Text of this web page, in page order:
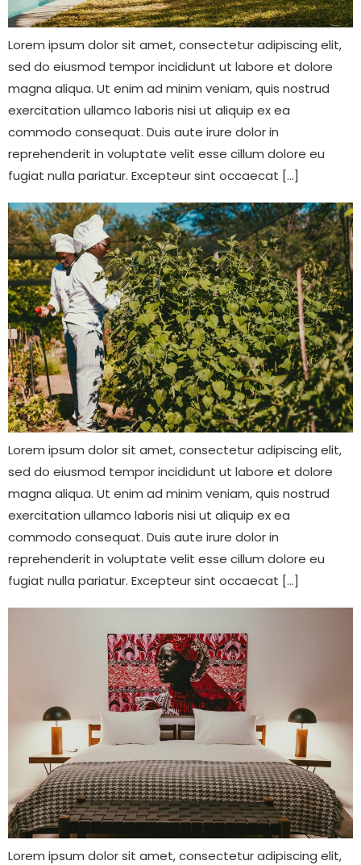
Lorem ipsum dolor sit amet, consectetur adipiscing elit,
sed do eiusmod tempor incididunt ut labore et dolore
magna aliqua. Ut enim ad minim veniam, quis nostrud
exercitation ullamco laboris nisi ut aliquip ex ea
commodo consequat. Duis aute irure dolor in
reprehenderit in voluptate velit esse cillum dolore eu
fugiat nulla pariatur. Excepteur sint occaecat […]
Lorem ipsum dolor sit amet, consectetur adipiscing elit,
sed do eiusmod tempor incididunt ut labore et dolore
magna aliqua. Ut enim ad minim veniam, quis nostrud
exercitation ullamco laboris nisi ut aliquip ex ea
commodo consequat. Duis aute irure dolor in
reprehenderit in voluptate velit esse cillum dolore eu
fugiat nulla pariatur. Excepteur sint occaecat […]
Lorem ipsum dolor sit amet, consectetur adipiscing elit,